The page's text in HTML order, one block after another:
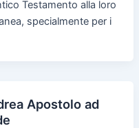
Testamento alla loro
specialmente per i
Apostolo ad